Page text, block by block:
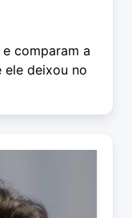
comparam a
ele deixou no